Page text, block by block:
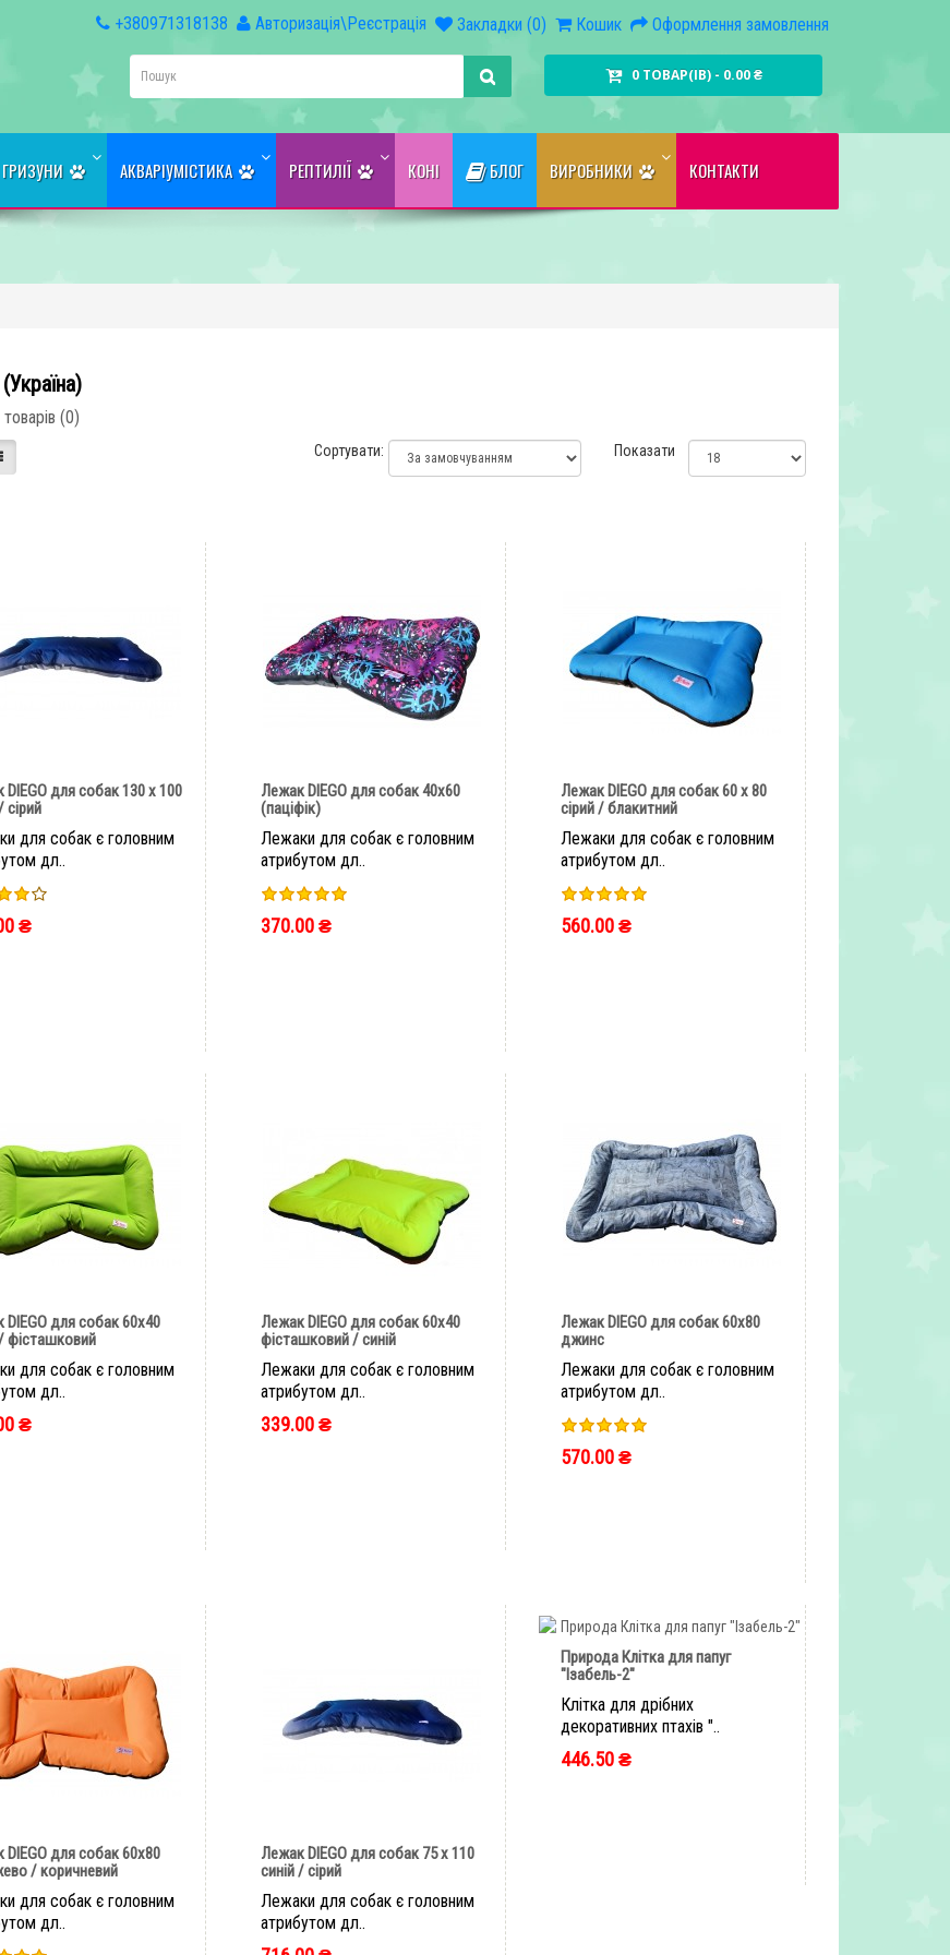
+380971318138 Авторизація\Реєстрація Закладки (0) Кошик Оформлення замовлення
0 ТОВАР(ІВ) - 0.00 ₴
ГРИЗУНИ АКВАРІУМІСТИКА РЕПТИЛІЇ КОНІ БЛОГ ВИРОБНИКИ КОНТАКТИ
(0)
Сортувати: Показати
DIEGO для собак 130 х 100
сірий
для собак є головним
дл..
₴
Лежак DIEGO для собак 40х60
(паціфік)
Лежаки для собак є головним
атрибутом дл..
370.00 ₴
Лежак DIEGO для собак 60 х 80
сірий / блакитний
Лежаки для собак є головним
атрибутом дл..
560.00 ₴
DIEGO для собак 60х40
фісташковий
для собак є головним
дл..
₴
Лежак DIEGO для собак 60х40
фісташковий / синій
Лежаки для собак є головним
атрибутом дл..
339.00 ₴
Лежак DIEGO для собак 60х80
джинс
Лежаки для собак є головним
атрибутом дл..
570.00 ₴
DIEGO для собак 60х80
/ коричневий
для собак є головним
дл..
Лежак DIEGO для собак 75 х 110
синій / сірий
Лежаки для собак є головним
атрибутом дл..
Природа Клітка для папуг
"Ізабель-2"
Клітка для дрібних
декоративних птахів "..
446.50 ₴